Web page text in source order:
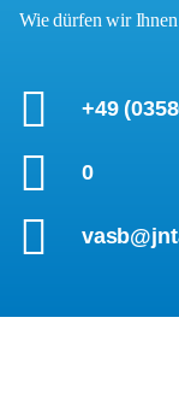
Wie dürfen wir
+49
0